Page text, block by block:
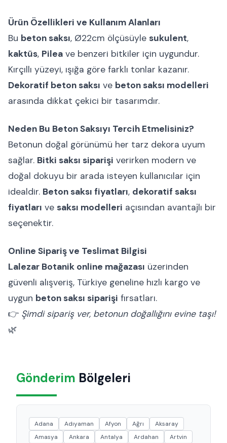
Ürün Özellikleri ve Kullanım Alanları
Bu beton saksı, Ø22cm ölçüsüyle sukulent,
kaktüs, Pilea ve benzeri bitkiler için uygundur.
Kırçıllı yüzeyi, ışığa göre farklı tonlar kazanır.
Dekoratif beton saksı ve beton saksı modelleri
arasında dikkat çekici bir tasarımdır.
Neden Bu Beton Saksıyı Tercih Etmelisiniz?
Betonun doğal görünümü her tarz dekora uyum
sağlar. Bitki saksı siparişi verirken modern ve
doğal dokuyu bir arada isteyen kullanıcılar için
idealdir. Beton saksı fiyatları, dekoratif saksı
fiyatları ve saksı modelleri açısından avantajlı bir
seçenektir.
Online Sipariş ve Teslimat Bilgisi
Lalezar Botanik online mağazası üzerinden
güvenli alışveriş, Türkiye geneline hızlı kargo ve
uygun beton saksı siparişi fırsatları.
👉 Şimdi sipariş ver, betonun doğallığını evine taşı!
🌿
Gönderim Bölgeleri
Adana Adıyaman Afyon Ağrı
Aksaray
Amasya
Ankara Antalya Ardahan
Artvin